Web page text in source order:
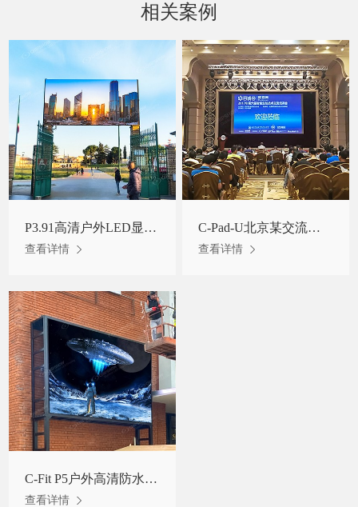
相关案例
P3.91高清户外LED显示屏租赁屏意大利某公园门口项目
查看详情
C-Pad-U北京某交流活动现场舞台屏
查看详情
C-Fit P5户外高清防水自散热LED显示屏罗马尼亚项目
查看详情